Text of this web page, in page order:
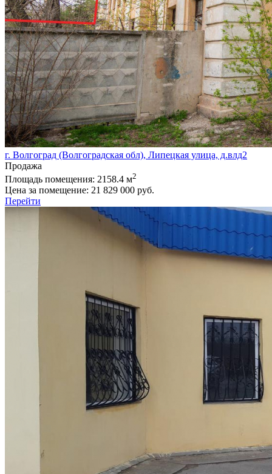
г. Волгоград (Волгоградская обл), Липецкая улица, д.влд2
Продажа
Площадь помещения: 2158.4 м2
Цена за помещение: 21 829 000 руб.
Перейти